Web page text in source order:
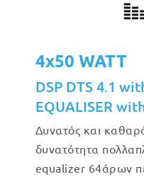
4x50 WATT
DSP DTS 4.1
EQUALISER
Δυνατός και
δυνατότητα
equalizer 64άρων